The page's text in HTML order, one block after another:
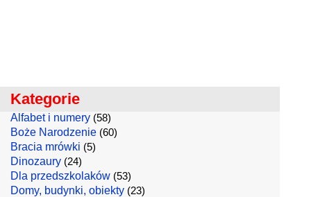
Kategorie
Alfabet i numery (58)
Boże Narodzenie (60)
Bracia mrówki (5)
Dinozaury (24)
Dla przedszkolaków (53)
Domy, budynki, obiekty (23)